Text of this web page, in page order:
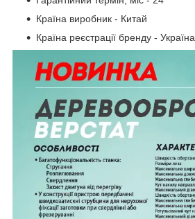
Країна виробник - Китай
Країна реєстрації бренду - Україна